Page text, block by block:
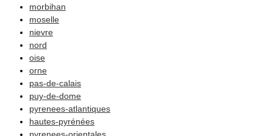
morbihan
moselle
nievre
nord
oise
orne
pas-de-calais
puy-de-dome
pyrenees-atlantiques
hautes-pyrénées